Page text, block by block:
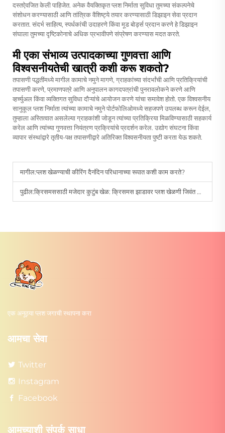
दस्तऐवजित केली पाहिजेत. अनेक वैयक्तिकृत प्लश निर्माता सुविधा तुमच्या संकल्पनेचे
संशोधन करण्यासाठी आणि तांत्रिक वैशिष्ट्ये तयार करण्यासाठी डिझाइन सेवा प्रदान
करतात. संदर्भ साहित्य, स्पर्धकांची उदाहरणे किंवा मूड बोर्ड्स प्रदान करणे हे डिझाइन
संघाला तुमच्या दृष्टिकोनाचे अधिक प्रभावीपणे संप्रेषण करण्यास मदत करते.
मी एका संभाव्य उत्पादकाच्या गुणवत्ता आणि
विश्वसनीयतेची खात्री कशी करू शकतो?
तपासणी पद्धतींमध्ये मागील कामाचे नमुने मागणे, ग्राहकांच्या संदर्भांची आणि प्रतिक्रियांची
तपासणी करणे, प्रमाणपत्रे आणि अनुपालन कागदपत्रांची पुनरावलोकने करणे आणि
व्हर्च्युअल किंवा व्यक्तिगत सुविधा दौऱ्यांचे आयोजन करणे यांचा समावेश होतो. एक विश्वसनीय
सानुकूल प्लश निर्माता त्यांच्या कामाचे नमुने पोर्टफोलिओमध्ये सहजपणे उपलब्ध करून देईल,
तुम्हाला अस्तित्वात असलेल्या ग्राहकांशी जोडून त्यांच्या प्रतिक्रिया मिळविण्यासाठी सहकार्य
करेल आणि त्यांच्या गुणवत्ता नियंत्रण प्रक्रियांचे प्रदर्शन करेल. उद्योग संघटना किंवा
व्यापार संस्थांद्वारे तृतीय-पक्ष तपासणीद्वारे अतिरिक्त विश्वसनीयता पुष्टी करता येऊ शकते.
मागील:प्लश खेळण्याची कीरिंग दैनंदिन परिधानाच्या रूपात कशी काम करते?
पुढील:क्रिसमससाठी मजेदार कुटुंब खेळ: क्रिसमस झाडावर प्लश खेळणी जिवंत करणे
एक अनूठ्या प्लश जगाची स्थापना करा
आमचा सेवा
Twitter
Instagram
Facebook
आमच्याशी संपर्क साधा